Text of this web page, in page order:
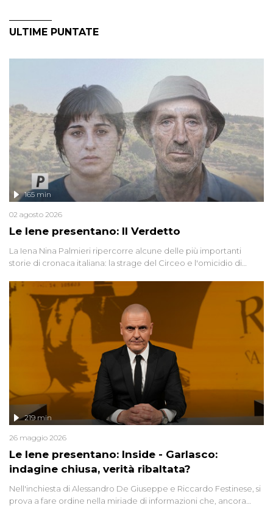
ULTIME PUNTATE
Le Iene presentano: Il Verdetto
165 min
02 agosto 2026
La Iena Nina Palmieri ripercorre alcune delle più importanti
storie di cronaca italiana: la strage del Circeo e l'omicidio di
Le Iene presentano: Inside - Garlasco:
indagine chiusa, verità ribaltata?
219 min
26 maggio 2026
Nell'inchiesta di Alessandro De Giuseppe e Riccardo Festinese, si
prova a fare ordine nella miriade di informazioni che, ancora